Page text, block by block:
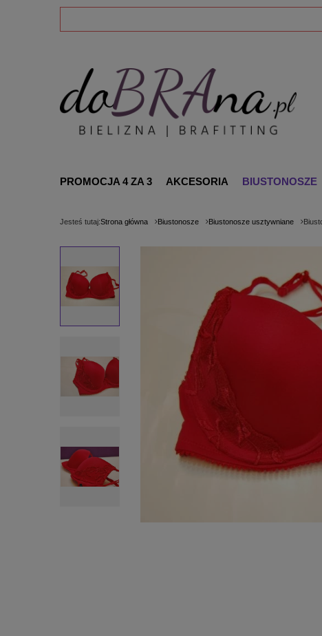
PROMOCJA 4 ZA 3 AKCESORIA BIUSTONOSZE
Jesteś tutaj:Strona główna Biustonosze Biustonosze usztywniane